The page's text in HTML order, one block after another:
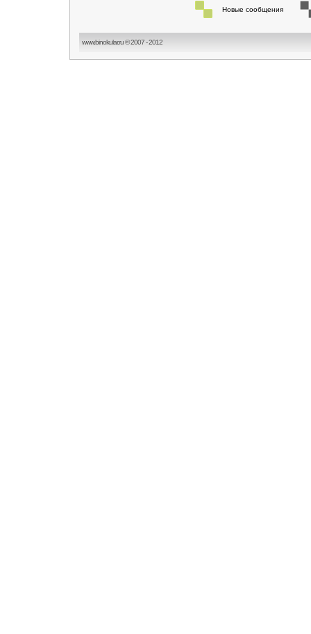
Новые сообщения
www.binokular.ru © 2007 - 2012